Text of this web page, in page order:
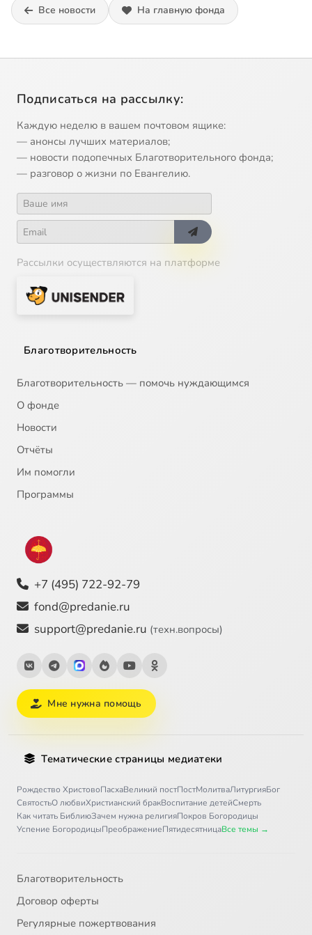
Все новости На главную фонда
Подписаться на рассылку:
Каждую неделю в вашем почтовом ящике:
— анонсы лучших материалов;
— новости подопечных Благотворительного фонда;
— разговор о жизни по Евангелию.
Рассылки осуществляются на платформе
Благотворительность
Благотворительность — помочь нуждающимся
О фонде
Новости
Отчёты
Им помогли
Программы
+7 (495) 722-92-79
fond@predanie.ru
support@predanie.ru (техн.вопросы)
Мне нужна помощь
Тематические страницы медиатеки
Рождество ХристовоПасхаВеликий постПостМолитваЛитургияБог
СвятостьО любвиХристианский бракВоспитание детейСмерть
Как читать БиблиюЗачем нужна религияПокров Богородицы
Успение БогородицыПреображениеПятидесятницаВсе темы →
Благотворительность
Договор оферты
Регулярные пожертвования